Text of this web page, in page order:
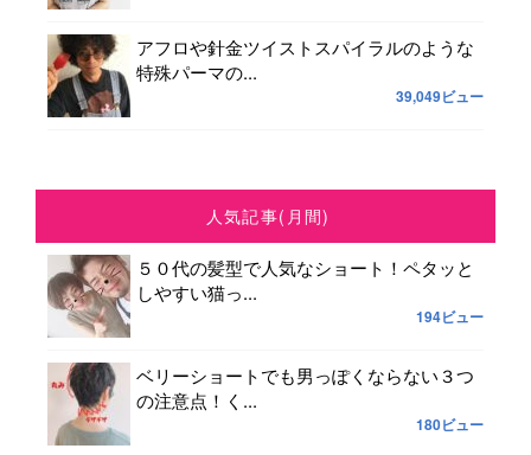
アフロや針金ツイストスパイラルのような
特殊パーマの...
39,049ビュー
人気記事(月間)
５０代の髪型で人気なショート！ペタッと
しやすい猫っ...
194ビュー
ベリーショートでも男っぽくならない３つ
の注意点！く...
180ビュー